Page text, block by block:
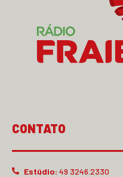
CONTATO
Estúdio: 49 3246.2330